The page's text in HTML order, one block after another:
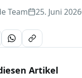
Team 25. Juni 2026
Artikel